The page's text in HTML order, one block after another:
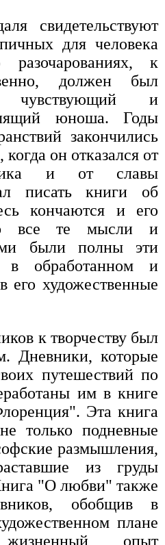
свидетельствуют
для человека
к
должен был
чувствующий и
юноша. Годы
закончились
когда он отказался от
и от славы
писать книги об
кончаются и его
все те мысли и
были полны эти
в обработанном и
его художественные
к творчеству был
Дневники, которые
путешествий по
им в книге
Эта книга
только подневные
размышления,
из груды
"О любви" также
обобщив в
плане
жизненный опыт